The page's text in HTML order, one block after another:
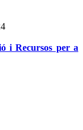
i Recursos per a